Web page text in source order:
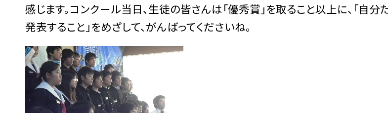
感じます。コンクール当日、生徒の皆さんは「優秀賞」を取ること以上に、「自
発表すること」をめざして、がんばってくださいね。